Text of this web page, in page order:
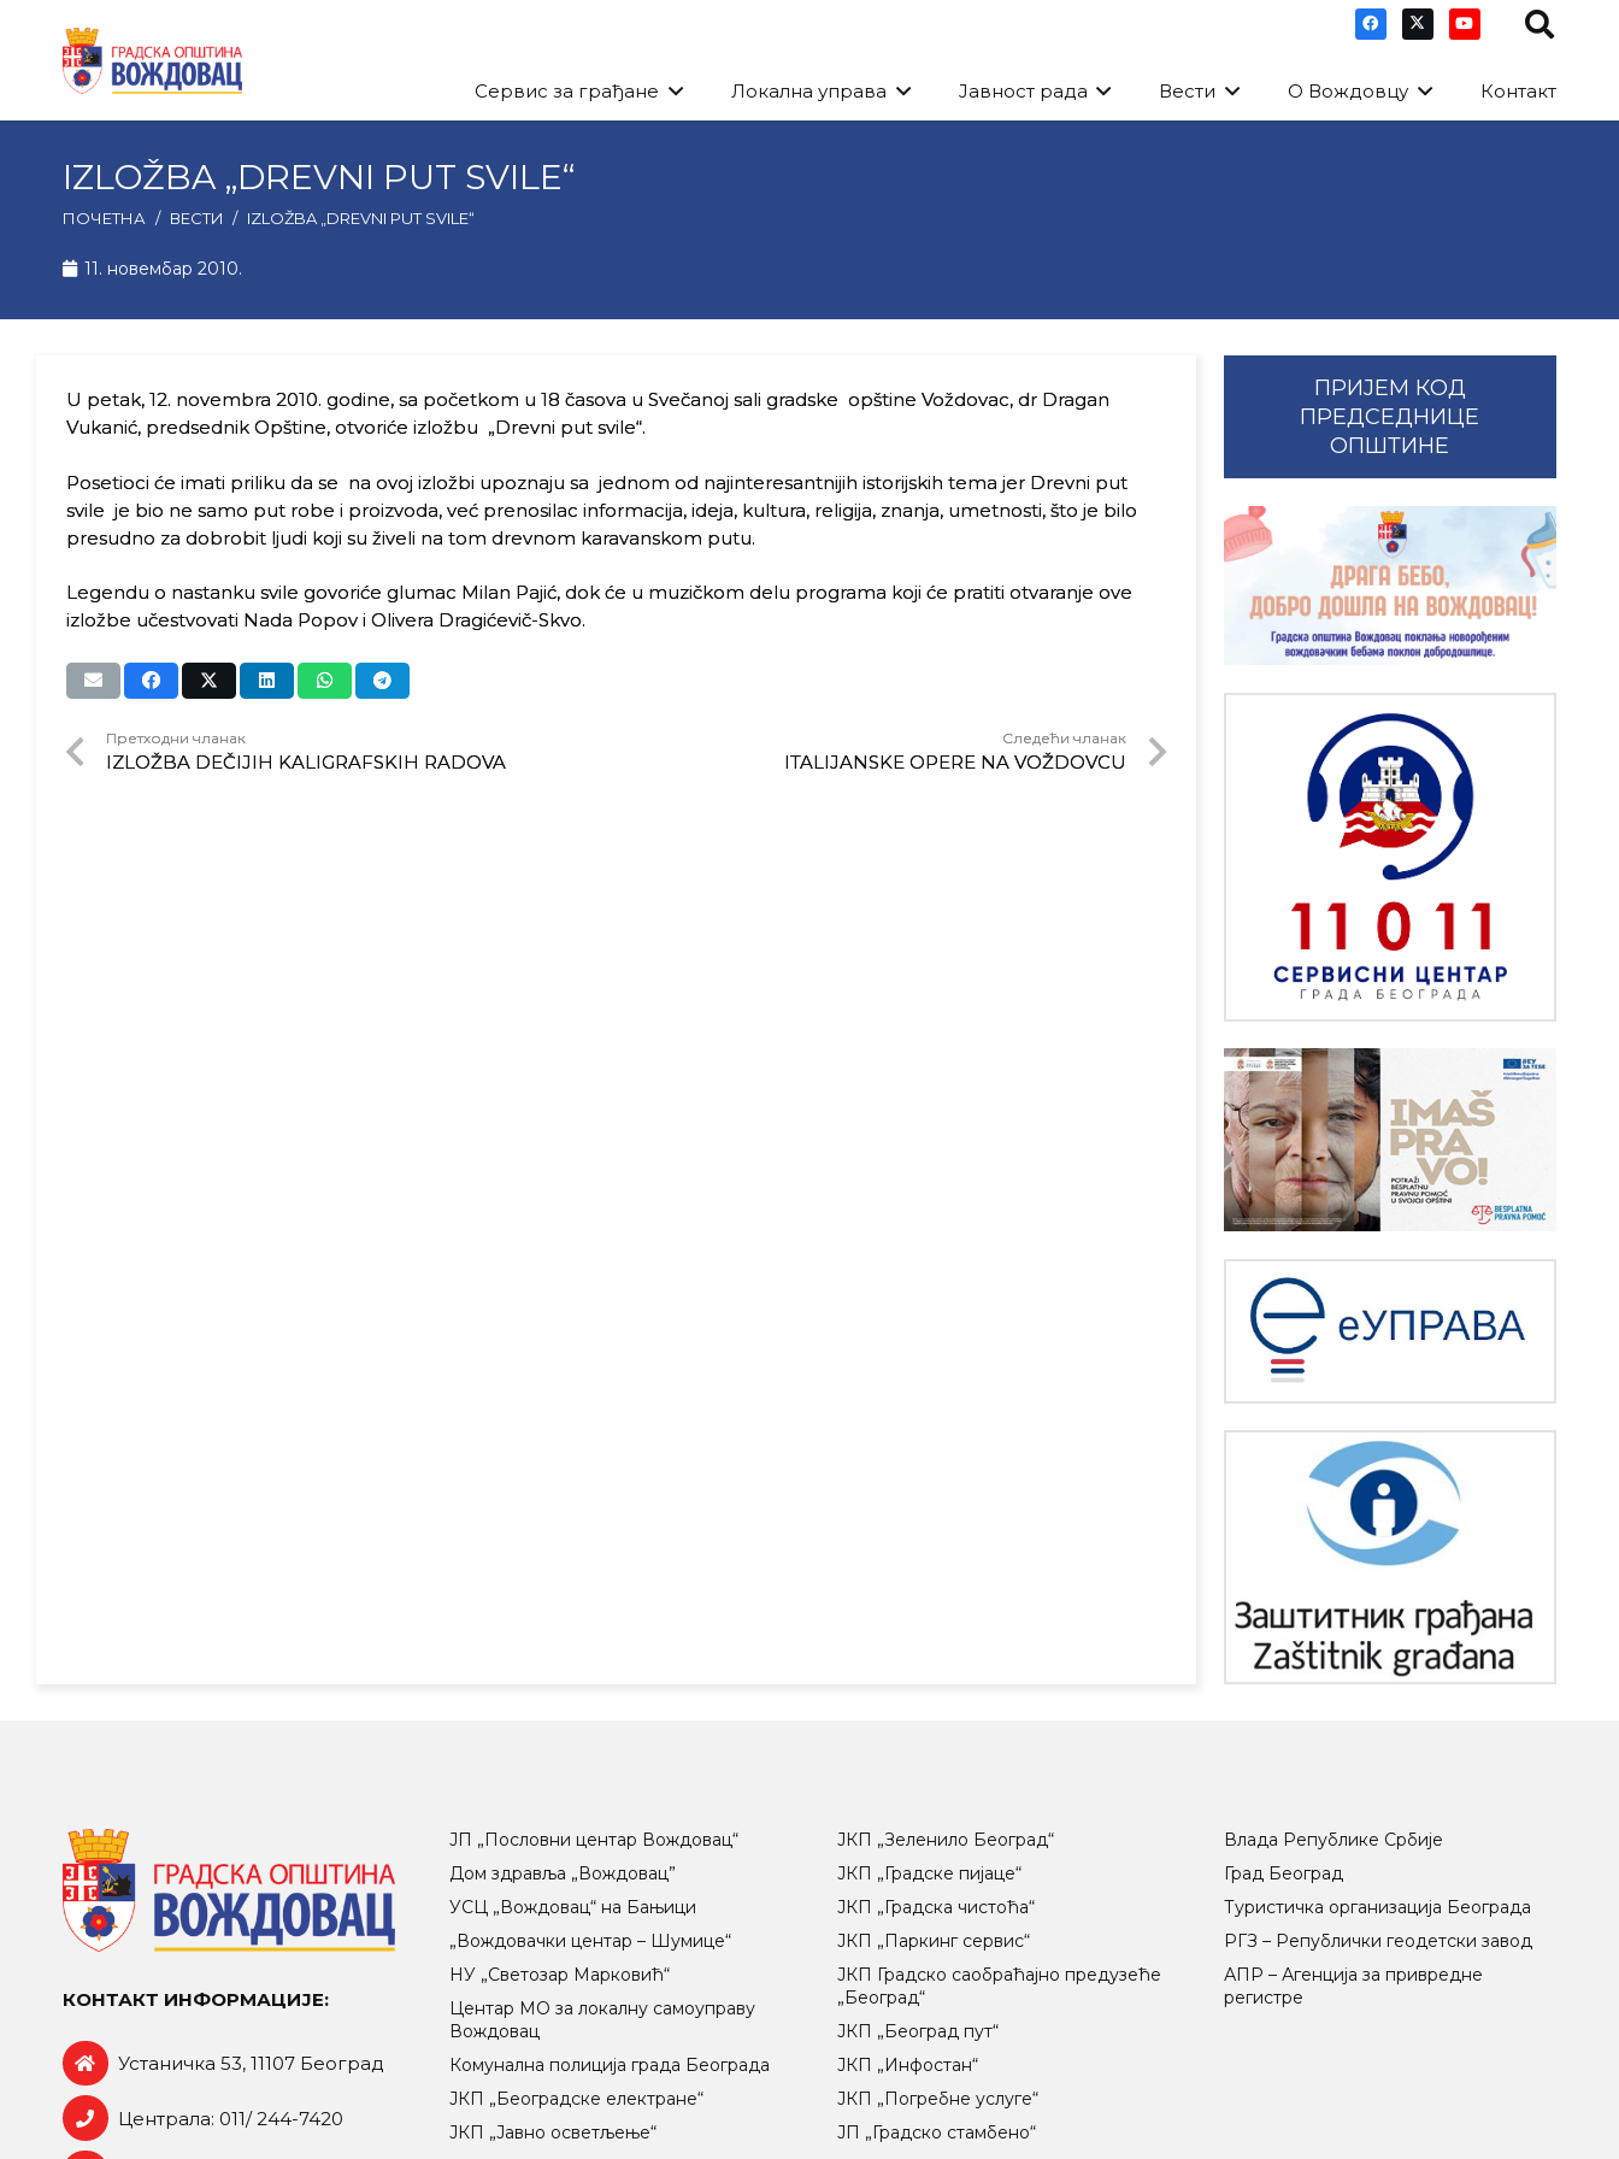
Сервис за грађане Локална управа Јавност рада Вести О Вождовцу Контакт
IZLOŽBA „DREVNI PUT SVILE“
ПОЧЕТНА / ВЕСТИ / IZLOŽBA „DREVNI PUT SVILE“
11. новембар 2010.
U petak, 12. novembra 2010. godine, sa početkom u 18 časova u Svečanoj sali gradske opštine Voždovac, dr Dragan
Vukanić, predsednik Opštine, otvoriće izložbu „Drevni put svile“.
Posetioci će imati priliku da se na ovoj izložbi upoznaju sa jednom od najinteresantnijih istorijskih tema jer Drevni put
svile je bio ne samo put robe i proizvoda, već prenosilac informacija, ideja, kultura, religija, znanja, umetnosti, što je bilo
presudno za dobrobit ljudi koji su živeli na tom drevnom karavanskom putu.
Legendu o nastanku svile govoriće glumac Milan Pajić, dok će u muzičkom delu programa koji će pratiti otvaranje ove
izložbe učestvovati Nada Popov i Olivera Dragićevič-Skvo.
Претходни чланак
IZLOŽBA DEČIJIH KALIGRAFSKIH RADOVA
Следећи чланак
ITALIJANSKE OPERE NA VOŽDOVCU
ПРИЈЕМ КОД
ПРЕДСЕДНИЦЕ
ОПШТИНЕ
КОНТАКТ ИНФОРМАЦИЈЕ:
Устаничка 53, 11107 Београд
Централа: 011/ 244-7420
ЈП „Пословни центар Вождовац“
Дом здравља „Вождовац”
УСЦ „Вождовац“ на Бањици
„Вождовачки центар – Шумице“
НУ „Светозар Марковић“
Центар МO за локалну самоуправу
Вождовац
Комунална полиција града Београда
ЈКП „Београдске електране“
ЈКП „Јавно осветљење“
ЈКП „Зеленило Београд“
ЈКП „Градске пијаце“
ЈКП „Градска чистоћа“
ЈКП „Паркинг сервис“
ЈКП Градско саобраћајно предузеће
„Београд“
ЈКП „Београд пут“
ЈКП „Инфостан“
ЈКП „Погребне услуге“
ЈП „Градско стамбено“
Влада Републике Србије
Град Београд
Туристичка организација Београда
РГЗ – Републички геодетски завод
АПР – Агенција за привредне
регистре